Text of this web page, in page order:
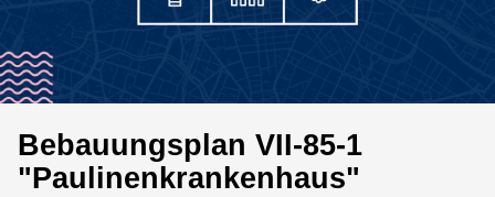
Bebauungsplan VII-85-1
"Paulinenkrankenhaus"